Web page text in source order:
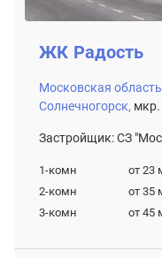
ЖК Радость
Московская
Солнечногорск,
Застройщик: СЗ
1-комн от 23
2-комн
от 35
3-комн
от 45